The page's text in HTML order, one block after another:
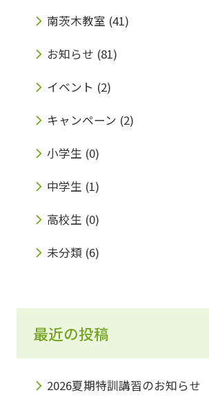
南茨木教室 (41)
お知らせ (81)
イベント (2)
キャンペーン (2)
小学生 (0)
中学生 (1)
高校生 (0)
未分類 (6)
最近の投稿
2026夏期特訓講習のお知らせ